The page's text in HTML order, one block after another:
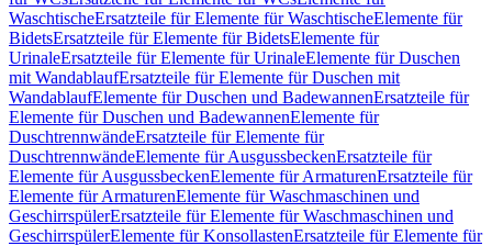
WaschtischeErsatzteile für Elemente für WaschtischeElemente für
BidetsErsatzteile für Elemente für BidetsElemente für
UrinaleErsatzteile für Elemente für UrinaleElemente für Duschen
mit WandablaufErsatzteile für Elemente für Duschen mit
WandablaufElemente für Duschen und BadewannenErsatzteile für
Elemente für Duschen und BadewannenElemente für
DuschtrennwändeErsatzteile für Elemente für
DuschtrennwändeElemente für AusgussbeckenErsatzteile für
Elemente für AusgussbeckenElemente für ArmaturenErsatzteile für
Elemente für ArmaturenElemente für Waschmaschinen und
GeschirrspülerErsatzteile für Elemente für Waschmaschinen und
GeschirrspülerElemente für KonsollastenErsatzteile für Elemente für